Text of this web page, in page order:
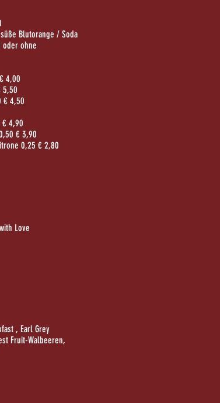
Blutorange / Soda
ohne
4,00
5,50
€ 4,50
4,90
€ 3,90
0,25 € 2,80
Love
, Earl Grey
Fruit-Walbeeren,